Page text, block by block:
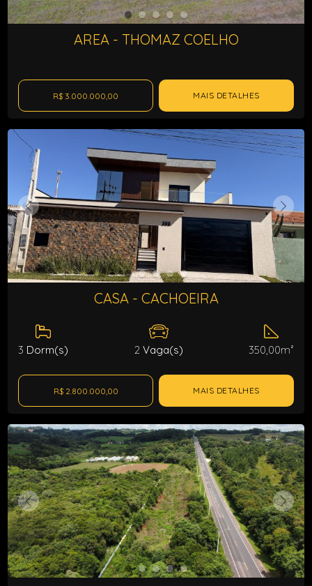
AREA - THOMAZ COELHO
R$ 3.000.000,00 MAIS DETALHES
CASA - CACHOEIRA
3 Dorm(s) 2 Vaga(s) 350,00m²
R$ 2.800.000,00 MAIS DETALHES